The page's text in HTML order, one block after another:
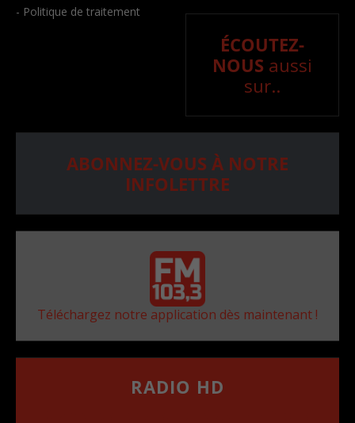
- Politique de traitement
ÉCOUTEZ-
NOUS aussi
sur..
ABONNEZ-VOUS À NOTRE
INFOLETTRE
Téléchargez notre application dès maintenant !
RADIO HD